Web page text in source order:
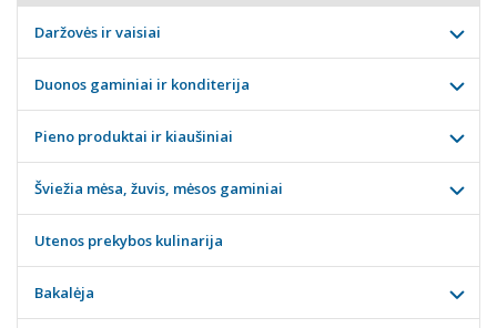
Daržovės ir vaisiai
Duonos gaminiai ir konditerija
Pieno produktai ir kiaušiniai
Šviežia mėsa, žuvis, mėsos gaminiai
Utenos prekybos kulinarija
Bakalėja